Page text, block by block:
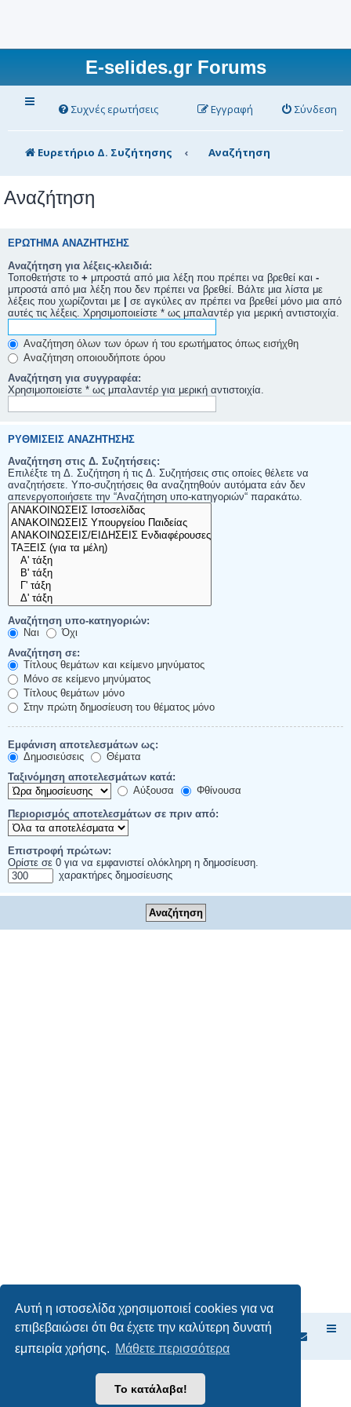
Αυτή η ιστοσελίδα χρησιμοποιεί cookies για να
επιβεβαιώσει ότι θα έχετε την καλύτερη δυνατή
εμπειρία χρήσης. Μάθετε περισσότερα
Το κατάλαβα!
E-selides.gr Forums
Συχνές ερωτήσεις Σύνδεση
Εγγραφή
Ευρετήριο Δ. Συζήτησης Αναζήτηση
Αναζήτηση
ΕΡΏΤΗΜΑ ΑΝΑΖΉΤΗΣΗΣ
Αναζήτηση για λέξεις-κλειδιά:
Τοποθετήστε το + μπροστά από μια λέξη που πρέπει να βρεθεί και -
μπροστά από μια λέξη που δεν πρέπει να βρεθεί. Βάλτε μια λίστα με
λέξεις που χωρίζονται με | σε αγκύλες αν πρέπει να βρεθεί μόνο μια από
αυτές τις λέξεις. Χρησιμοποιείστε * ως μπαλαντέρ για μερική αντιστοιχία.
Αναζήτηση όλων των όρων ή του ερωτήματος όπως εισήχθη
Αναζήτηση οποιουδήποτε όρου
Αναζήτηση για συγγραφέα:
Χρησιμοποιείστε * ως μπαλαντέρ για μερική αντιστοιχία.
ΡΥΘΜΊΣΕΙΣ ΑΝΑΖΉΤΗΣΗΣ
Αναζήτηση στις Δ. Συζητήσεις:
Επιλέξτε τη Δ. Συζήτηση ή τις Δ. Συζητήσεις στις οποίες θέλετε να
αναζητήσετε. Υπο-συζητήσεις θα αναζητηθούν αυτόματα εάν δεν
απενεργοποιήσετε την “Αναζήτηση υπο-κατηγοριών“ παρακάτω.
Αναζήτηση υπο-κατηγοριών:
Ναι
Όχι
Αναζήτηση σε:
Τίτλους θεμάτων και κείμενο μηνύματος
Μόνο σε κείμενο μηνύματος
Τίτλους θεμάτων μόνο
Στην πρώτη δημοσίευση του θέματος μόνο
Εμφάνιση αποτελεσμάτων ως:
Δημοσιεύσεις
Θέματα
Ταξινόμηση αποτελεσμάτων κατά:
Αύξουσα
Φθίνουσα
Περιορισμός αποτελεσμάτων σε πριν από:
Επιστροφή πρώτων:
Ορίστε σε 0 για να εμφανιστεί ολόκληρη η δημοσίευση.
χαρακτήρες δημοσίευσης
Ευρετήριο Δ. Συζήτησης
Δημιουργήθηκε απόphpBB® Forum Software © phpBB Limited
Ελληνική μετάφραση από τοphpbbgr.com